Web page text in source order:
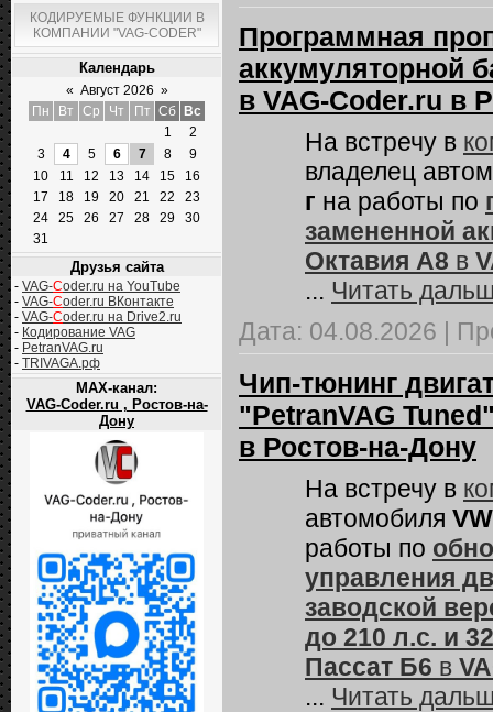
КОДИРУЕМЫЕ ФУНКЦИИ В
КОМПАНИИ "VAG-CODER"
Календарь
« Август 2026 »
Пн
Вт Ср Чт Пт Сб
Вс
1
2
3
4 5 6 7 8
9
10
11 12 13 14 15
16
17
18 19 20 21 22
23
24
25 26 27 28 29
30
31
Друзья сайта
- VAG-Coder.ru на YouTube
- VAG-Coder.ru ВКонтакте
- VAG-Coder.ru на Drive2.ru
- Кодирование VAG
- PetranVAG.ru
- TRIVAGA.рф
MAX-канал:
VAG-Coder.ru , Ростов-на-
Дону
Программная
аккумуляторной
в VAG-Coder.ru в
На встречу в
владелец
г на работы по
замененной
Октавия А8 в
... Читать
Дата: 04.08.2026 |
Чип-тюнинг
"PetranVAG
в Ростов-на-Дону
На встречу в
автомобиля
работы по
управления
заводской
до 210 л.с. и
Пассат Б6 в
... Читать